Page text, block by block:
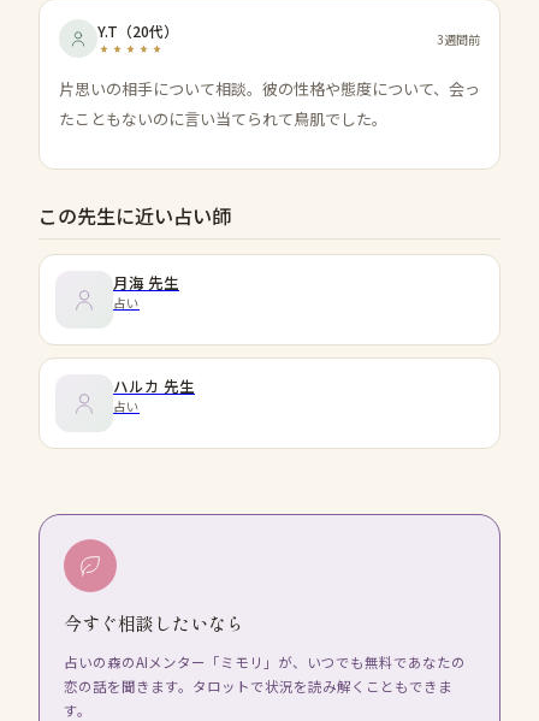
Y.T （20代） 3週間前
片思いの相手について相談。彼の性格や態度について、会っ
たこともないのに言い当てられて鳥肌でした。
この先生に近い占い師
月海 先生
占い
ハルカ 先生
占い
今すぐ相談したいなら
占いの森のAIメンター「ミモリ」が、いつでも無料であなたの
恋の話を聞きます。タロットで状況を読み解くこともできま
す。